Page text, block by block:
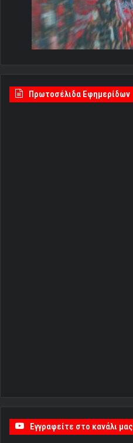
Πρωτοσέλιδα Εφημερίδων
Εγγραφείτε στο κανάλι μας